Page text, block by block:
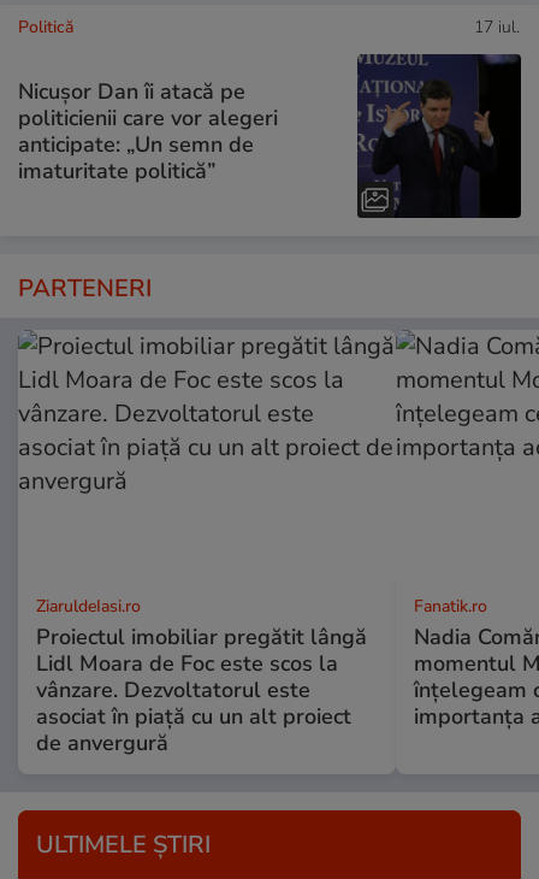
Politică 17 iul.
Nicușor Dan îi atacă pe
politicienii care vor alegeri
anticipate: „Un semn de
imaturitate politică”
PARTENERI
ZiaruldeIasi.ro
Proiectul imobiliar pregătit lângă
Lidl Moara de Foc este scos la
vânzare. Dezvoltatorul este
asociat în piață cu un alt proiect
de anvergură
Fanatik.ro
Nadia
momentul
înțelegeam
importanța
ULTIMELE ȘTIRI